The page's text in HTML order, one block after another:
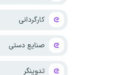
کارگردانی
صنایع دستی
تدوینگر